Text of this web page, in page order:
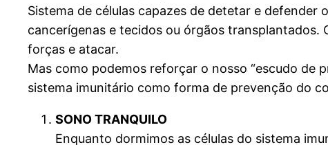
Sistema de células capazes de detetar e defender
cancerígenas e tecidos ou órgãos transplantados.
forças e atacar.
Mas como podemos reforçar o nosso “escudo de
sistema imunitário como forma de prevenção do
SONO TRANQUILO
Enquanto dormimos as células do sistema